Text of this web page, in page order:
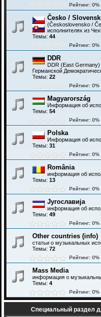
Рейтинг: 0%
Česko /
(Československo /
исполнителях из
Темы: 44
Рейтинг: 0%
DDR
DDR (East
Германской
Темы: 22
Рейтинг: 0%
Magyarország
Информация об
Темы: 54
Рейтинг: 0%
Polska
Информация об
Темы: 31
Рейтинг: 0%
România
информация об
Темы: 13
Рейтинг: 0%
Југославија
информация об
Темы: 49
Рейтинг: 0%
Other countries (info)
статьи о музыкальных
Темы: 72
Рейтинг: 0%
Mass Media
информация о
Темы: 4
Рейтинг: 0%
Специальный раздел